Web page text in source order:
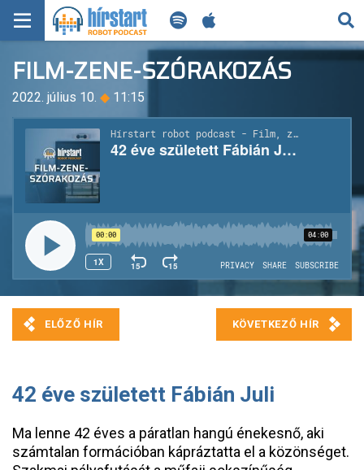
KERESÉS
KEZDŐLAP
FRISS HÍREK
TECH HÍREK
FILM-ZENE-SZÓRAKOZÁS
PLAYLIST
MI AZ A ROBOT PODCAST?
FILM-ZENE-SZÓRAKOZÁS
2022. július 10. ◆ 11:15
42 éve született Fábián Juli
Ma lenne 42 éves a páratlan hangú énekesnő, aki
számtalan formációban kápráztatta el a közönséget.